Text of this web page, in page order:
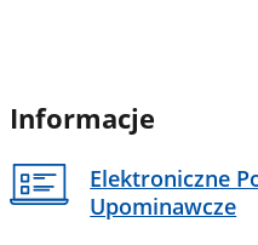
Informacje
Elektroniczne
Upominawcze